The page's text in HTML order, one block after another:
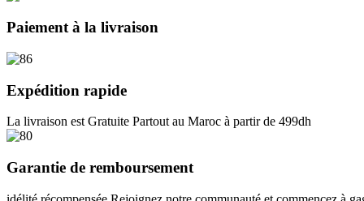
Paiement à la livraison
Expédition rapide
La livraison est Gratuite Partout au Maroc à partir de 499dh
Garantie de remboursement